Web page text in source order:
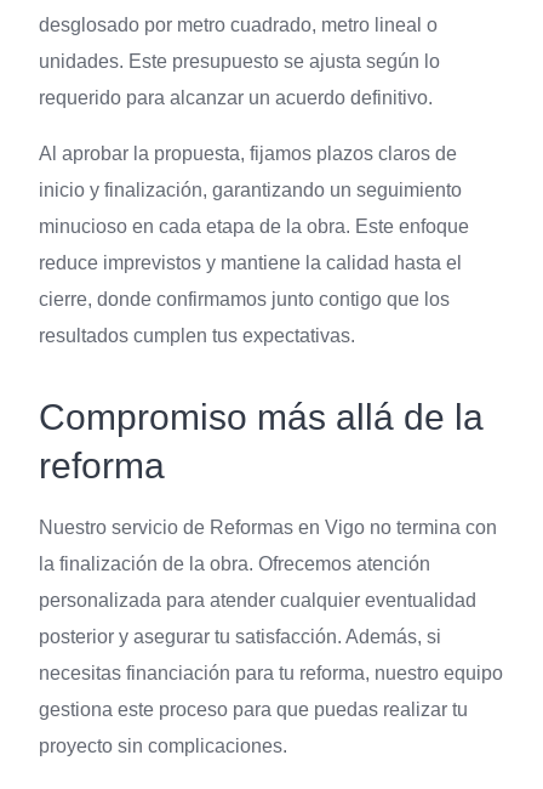
desglosado por metro cuadrado, metro lineal o
unidades. Este presupuesto se ajusta según lo
requerido para alcanzar un acuerdo definitivo.
Al aprobar la propuesta, fijamos plazos claros de
inicio y finalización, garantizando un seguimiento
minucioso en cada etapa de la obra. Este enfoque
reduce imprevistos y mantiene la calidad hasta el
cierre, donde confirmamos junto contigo que los
resultados cumplen tus expectativas.
Compromiso más allá de la
reforma
Nuestro servicio de Reformas en Vigo no termina con
la finalización de la obra. Ofrecemos atención
personalizada para atender cualquier eventualidad
posterior y asegurar tu satisfacción. Además, si
necesitas financiación para tu reforma, nuestro equipo
gestiona este proceso para que puedas realizar tu
proyecto sin complicaciones.